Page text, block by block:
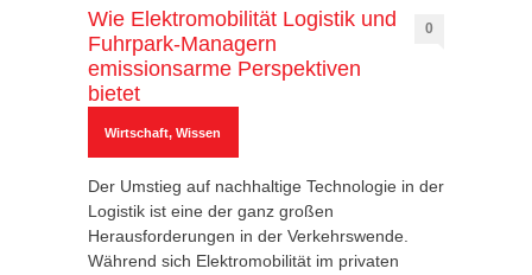
Wie Elektromobilität Logistik und
Fuhrpark-Managern
emissionsarme Perspektiven
bietet
0
Wirtschaft, Wissen
Der Umstieg auf nachhaltige Technologie in der
Logistik ist eine der ganz großen
Herausforderungen in der Verkehrswende.
Während sich Elektromobilität im privaten